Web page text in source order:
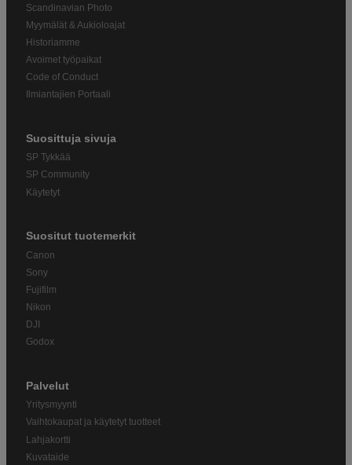
Scandinavian Photo
Myymälät & Aukioloajat
Historiamme
Avoimet työpaikat
Code of Conduct
Ilmiantajien Portaali
Suosittuja sivuja
SP Tykkää
SP Community
Käytetyt
Suositut tuotemerkit
Canon
Sony
Fujifilm
Nikon
DJI
Godox
Palvelut
Yritysmyynti
Vaihtokaupat ja käytetyt tuotteet
Lahjakortti
Kuvataide